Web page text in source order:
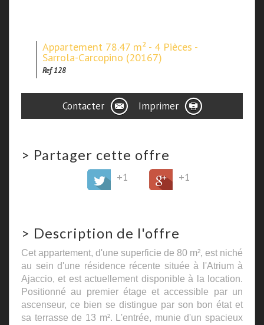
Appartement 78.47 m² - 4 Pièces -
Sarrola-Carcopino (20167)
Ref 128
Contacter Imprimer
> Partager cette offre
+1 +1
> Description de l'offre
Cet appartement, d'une superficie de 80 m², est niché
au sein d'une résidence récente située à l'Atrium à
Ajaccio, et est actuellement disponible à la location.
Positionné au premier étage et accessible par un
ascenseur, ce bien se distingue par son bon état et
sa terrasse de 13 m². L'entrée, munie d'un spacieux